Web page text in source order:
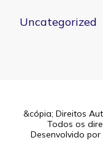
Uncategorized
&cópia; Direitos
Todos os
Desenvolvido por